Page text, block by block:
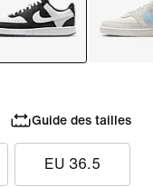
Guide des tailles
EU 36.5